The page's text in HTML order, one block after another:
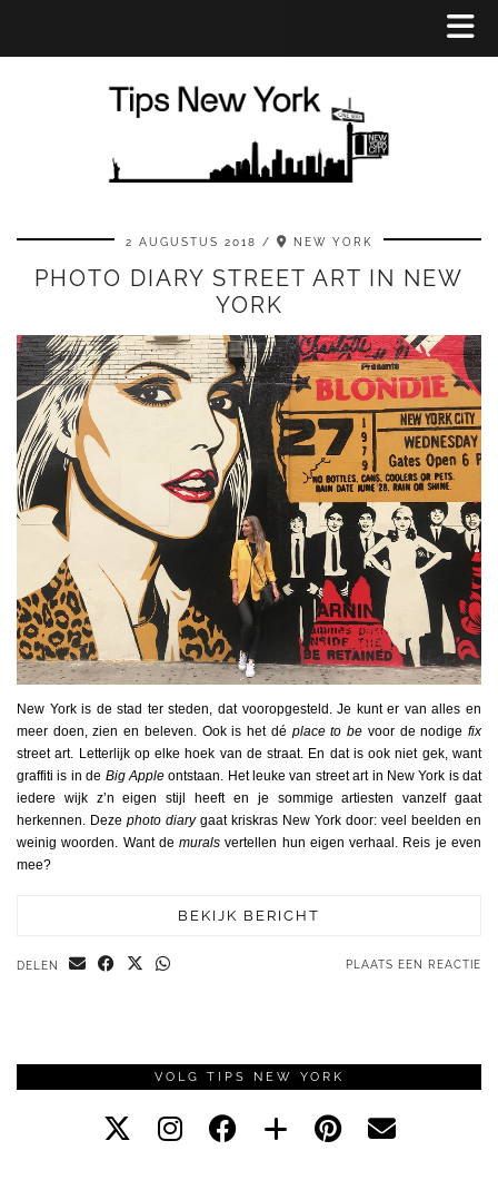
2 AUGUSTUS 2018 NEW YORK
PHOTO DIARY STREET ART IN NEW
YORK
New York is de stad ter steden, dat vooropgesteld. Je kunt er van alles en
meer doen, zien en beleven. Ook is het dé place to be voor de nodigefix
street art. Letterlijk op elke hoek van de straat. En dat is ook niet gek, want
graffiti is in de Big Appleontstaan. Het leuke van street art in New York is dat
iedere wijk z’n eigen stijl heeft en je sommige artiesten vanzelf gaat
herkennen. Deze photo diarygaat kriskras New York door: veel beelden en
weinig woorden. Want demurals vertellen hun eigen verhaal. Reis je even
mee?
BEKIJK BERICHT
DELEN PLAATS EEN REACTIE
VOLG TIPS NEW YORK